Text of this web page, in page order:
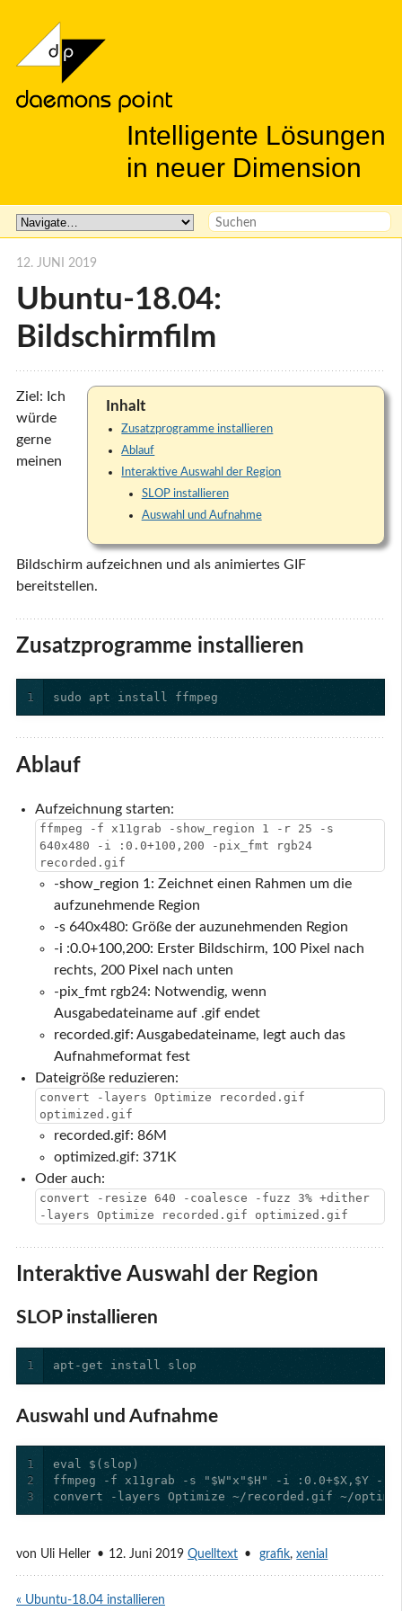
Intelligente Lösungen
in neuer Dimension
Ubuntu-18.04:
Bildschirmfilm
12. JUNI 2019
Inhalt
Zusatzprogramme installieren
Ablauf
Interaktive Auswahl der Region
SLOP installieren
Auswahl und Aufnahme
Ziel: Ich
würde
gerne
meinen
Bildschirm aufzeichnen und als animiertes GIF
bereitstellen.
Zusatzprogramme installieren
1 sudo apt install ffmpeg
Ablauf
Aufzeichnung starten:
ffmpeg -f x11grab -show_region 1 -r 25 -s
640x480 -i :0.0+100,200 -pix_fmt rgb24
recorded.gif
-show_region 1: Zeichnet einen Rahmen um die
aufzunehmende Region
-s 640x480: Größe der auzunehmenden Region
-i :0.0+100,200: Erster Bildschirm, 100 Pixel nach
rechts, 200 Pixel nach unten
-pix_fmt rgb24: Notwendig, wenn
Ausgabedateiname auf .gif endet
recorded.gif: Ausgabedateiname, legt auch das
Aufnahmeformat fest
Dateigröße reduzieren:
convert -layers Optimize recorded.gif
optimized.gif
recorded.gif: 86M
optimized.gif: 371K
Oder auch:
convert -resize 640 -coalesce -fuzz 3% +dither
-layers Optimize recorded.gif optimized.gif
Interaktive Auswahl der Region
SLOP installieren
1 apt-get install slop
Auswahl und Aufnahme
1
2
3
convert -layers Optimize ~/recorded.gif ~/
von Uli Heller 12. Juni 2019 Quelltext grafik,xenial
« Ubuntu-18.04 installieren